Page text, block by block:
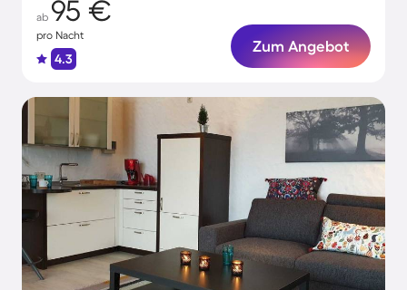
ab 95 €
pro Nacht
4.3
Zum Angebot